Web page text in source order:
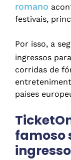
romano
festivais,
Por isso, a
ingressos
corridas de
países
famoso